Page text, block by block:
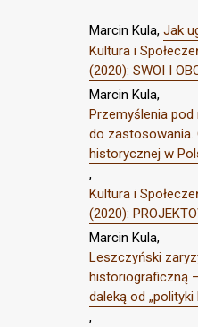
Marcin Kula, Jak
Kultura i
(2020): SWOI I
Marcin Kula,
Przemyślenia
do zastosowania.
historycznej w
,
Kultura i
(2020):
Marcin Kula,
Leszczyński
historiograficzną
daleką od
,